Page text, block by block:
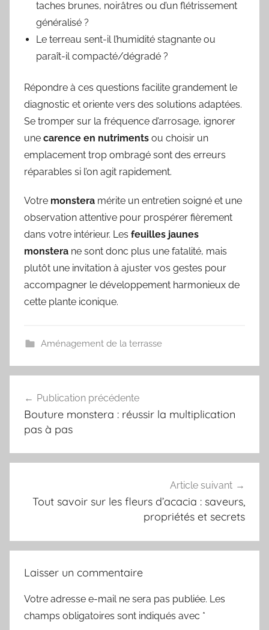
taches brunes, noirâtres ou d’un flétrissement
généralisé ?
Le terreau sent-il l’humidité stagnante ou
paraît-il compacté/dégradé ?
Répondre à ces questions facilite grandement le
diagnostic et oriente vers des solutions adaptées.
Se tromper sur la fréquence d’arrosage, ignorer
une carence en nutriments ou choisir un
emplacement trop ombragé sont des erreurs
réparables si l’on agit rapidement.
Votre monstera mérite un entretien soigné et une
observation attentive pour prospérer fièrement
dans votre intérieur. Les feuilles jaunes
monstera ne sont donc plus une fatalité, mais
plutôt une invitation à ajuster vos gestes pour
accompagner le développement harmonieux de
cette plante iconique.
Aménagement de la terrasse
de
l’article
Publication précédente
Bouture monstera : réussir la multiplication
pas à pas
Article suivant
Tout savoir sur les fleurs d’acacia : saveurs,
propriétés et secrets
Laisser un commentaire
Votre adresse e-mail ne sera pas publiée. Les
champs obligatoires sont indiqués avec *